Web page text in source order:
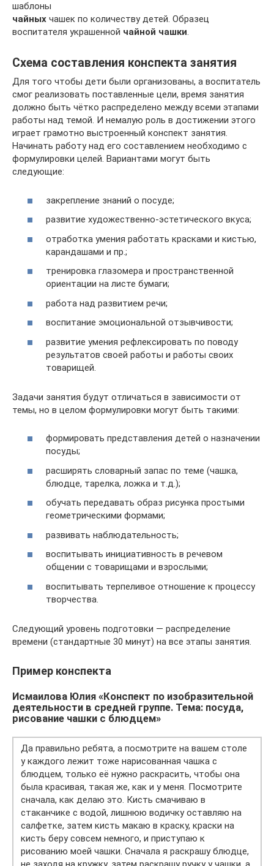
шаблоны
чайных чашек по количеству детей. Образец
воспитателя украшенной чайной чашки.
Схема составления конспекта занятия
Для того чтобы дети были организованы, а воспитатель
смог реализовать поставленные цели, время занятия
должно быть чётко распределено между всеми этапами
работы над темой. И немалую роль в достижении этого
играет грамотно выстроенный конспект занятия.
Начинать работу над его составлением необходимо с
формулировки целей. Вариантами могут быть
следующие:
закрепление знаний о посуде;
развитие художественно-эстетического вкуса;
отработка умения работать красками и кистью,
карандашами и пр.;
тренировка глазомера и пространственной
ориентации на листе бумаги;
работа над развитием речи;
воспитание эмоциональной отзывчивости;
развитие умения рефлексировать по поводу
результатов своей работы и работы своих
товарищей.
Задачи занятия будут отличаться в зависимости от
темы, но в целом формулировки могут быть такими:
формировать представления детей о назначении
посуды;
расширять словарный запас по теме (чашка,
блюдце, тарелка, ложка и т.д.);
обучать передавать образ рисунка простыми
геометрическими формами;
развивать наблюдательность;
воспитывать инициативность в речевом
общении с товарищами и взрослыми;
воспитывать терпеливое отношение к процессу
творчества.
Следующий уровень подготовки — распределение
времени (стандартные 30 минут) на все этапы занятия.
Пример конспекта
Исмаилова Юлия «Конспект по изобразительной
деятельности в средней группе. Тема: посуда,
рисование чашки с блюдцем»
Да правильно ребята, а посмотрите на вашем столе
у каждого лежит тоже нарисованная чашка с
блюдцем, только её нужно раскрасить, чтобы она
была красивая, такая же, как и у меня. Посмотрите
сначала, как делаю это. Кисть смачиваю в
стаканчике с водой, лишнюю водичку оставляю на
салфетке, затем кисть макаю в краску, краски на
кисть беру совсем немного, и приступаю к
рисованию моей чашки. Сначала я раскрашу блюдце,